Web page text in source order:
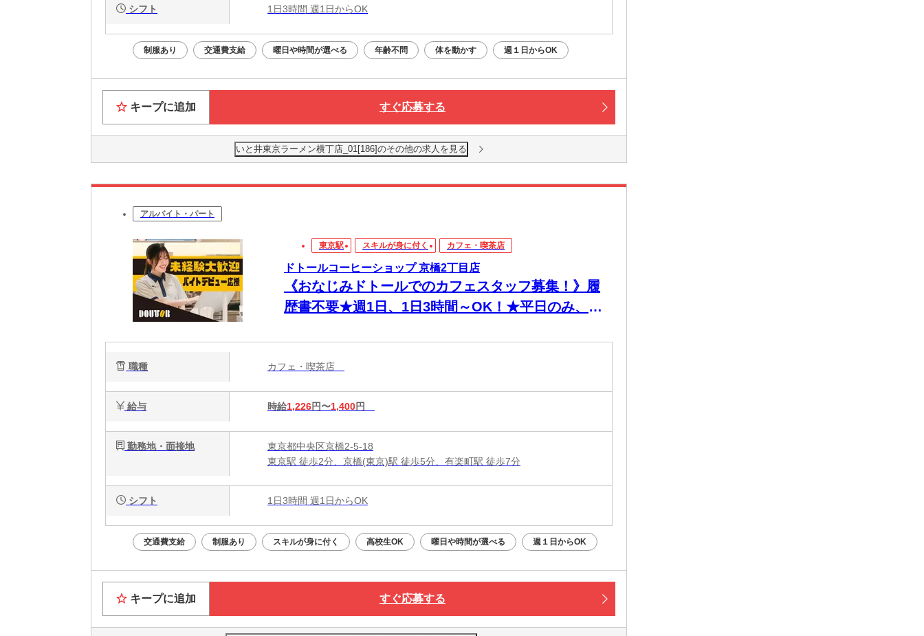
シフト 1日3時間 週1日からOK
制服あり 交通費支給 曜日や時間が選べる 年齢不問 体を動かす 週１日からOK
キープに追加 すぐ応募する
いと井東京ラーメン横丁店_01[186]のその他の求人を見る
アルバイト・パート
東京駅 スキルが身に付く カフェ・喫茶店
ドトールコーヒーショップ 京橋2丁目店
《おなじみドトールでのカフェスタッフ募集！》履
歴書不要★週1日、1日3時間～OK！★平日のみ、土
職種 カフェ・喫茶店
給与 時給1,226円〜1,400円
勤務地・面接地
東京都中央区京橋2-5-18
東京駅 徒歩2分、京橋(東京)駅 徒歩5分、有楽町駅 徒歩7分
シフト 1日3時間 週1日からOK
交通費支給 制服あり スキルが身に付く 高校生OK 曜日や時間が選べる 週１日からOK
キープに追加 すぐ応募する